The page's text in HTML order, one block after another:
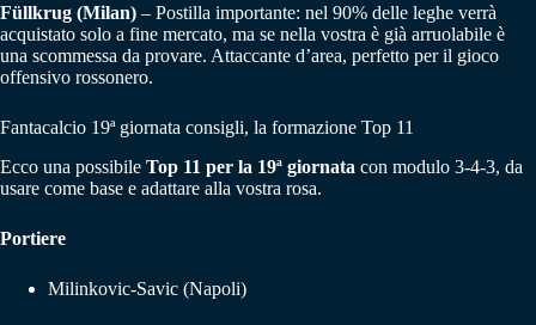
Füllkrug (Milan) – Postilla importante: nel 90% delle leghe verrà
acquistato solo a fine mercato, ma se nella vostra è già arruolabile è
una scommessa da provare. Attaccante d’area, perfetto per il gioco
offensivo rossonero.
Fantacalcio 19ª giornata consigli, la formazione Top 11
Ecco una possibile Top 11 per la 19ª giornata con modulo 3-4-3, da
usare come base e adattare alla vostra rosa.
Portiere
Milinkovic-Savic (Napoli)